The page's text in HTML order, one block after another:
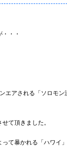
・・
エアされる「ソロモ
て頂きました。
て暴かれる「ハワイ